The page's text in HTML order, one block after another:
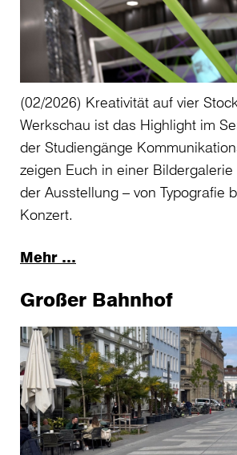
(02/2026) Kreativität auf vier
Werkschau ist das Highlight im
der Studiengänge
zeigen Euch in einer
der Ausstellung – von Typografie
Konzert.
Mehr …
Großer Bahnhof